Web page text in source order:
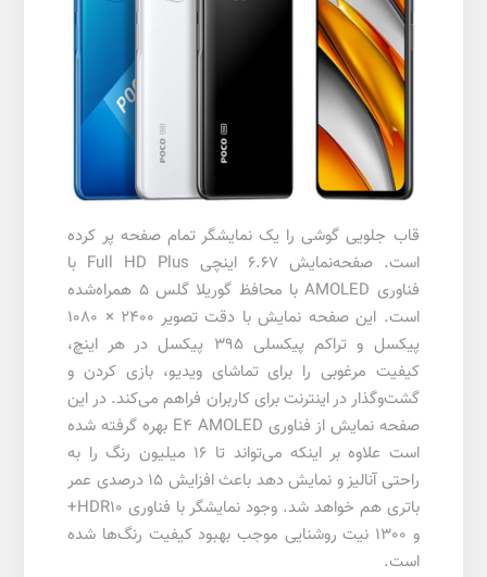
قاب جلویی گوشی را یک نمایشگر تمام صفحه پر کرده
است. صفحه‌نمایش 6.67 اینچی Full HD Plus با
فناوری AMOLED با محافظ گوریلا گلس ۵ همراه‌شده
است. این صفحه نمایش با دقت تصویر ۲۴۰۰ × ۱۰۸۰
پیکسل و تراکم پیکسلی ۳۹۵ پیکسل در هر اینچ،
کیفیت مرغوبی را برای تماشای ویدیو، بازی کردن و
گشت‌وگذار در اینترنت برای کاربران فراهم می‌کند. در این
صفحه نمایش از فناوری E4 AMOLED بهره گرفته شده
است علاوه بر اینکه می‌تواند تا ۱۶ میلیون رنگ را به
راحتی آنالیز و نمایش دهد باعث افزایش ۱۵ درصدی عمر
باتری هم خواهد شد. وجود نمایشگر با فناوری HDR10+
و 1300 نیت روشنایی موجب بهبود کیفیت رنگ‌ها شده
است.